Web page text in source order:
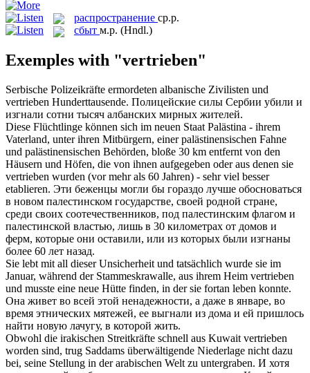
распространение ср.р.
сбыт м.р. (Hndl.)
Exemples with "vertrieben"
Serbische Polizeikräfte ermordeten albanische Zivilisten und
vertrieben Hunderttausende. Полицейские силы Сербии убили и
изгнали сотни тысяч албанских мирных жителей.
Diese Flüchtlinge können sich im neuen Staat Palästina - ihrem
Vaterland, unter ihren Mitbürgern, einer palästinensischen Fahne
und palästinensischen Behörden, bloße 30 km entfernt von den
Häusern und Höfen, die von ihnen aufgegeben oder aus denen sie
vertrieben wurden (vor mehr als 60 Jahren) - sehr viel besser
etablieren. Эти беженцы могли бы гораздо лучше обосноваться
в новом палестинском государстве, своей родной стране,
среди своих соотечественников, под палестинским флагом и
палестинской властью, лишь в 30 километрах от домов и
ферм, которые они оставили, или из которых были изгнаны
более 60 лет назад.
Sie lebt mit all dieser Unsicherheit und tatsächlich wurde sie im
Januar, während der Stammeskrawalle, aus ihrem Heim vertrieben
und musste eine neue Hütte finden, in der sie fortan leben konnte.
Она живет во всей этой ненадежности, а даже в январе, во
время этнических мятежей, ее выгнали из дома и ей пришлось
найти новую лачугу, в которой жить.
Obwohl die irakischen Streitkräfte schnell aus Kuwait vertrieben
worden sind, trug Saddams überwältigende Niederlage nicht dazu
bei, seine Stellung in der arabischen Welt zu untergraben. И хотя